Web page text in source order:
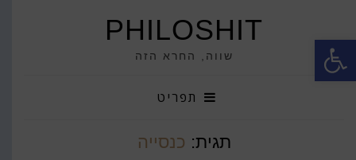
פתח סרגל נגישות PHILOSHIT
שווה, החרא הזה
תפריט
תגית: כנסייה